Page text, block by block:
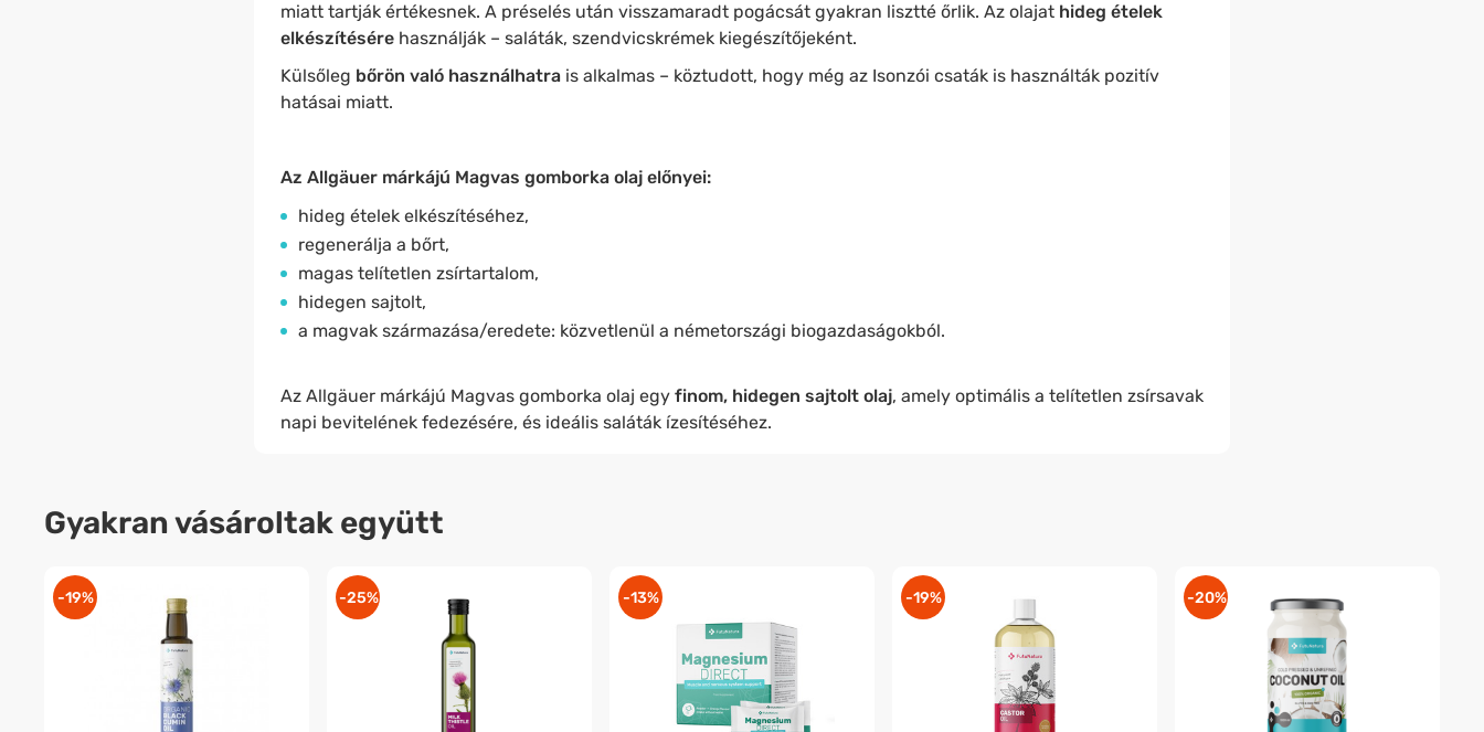
miatt tartják értékesnek. A préselés után visszamaradt pogácsát gyakran lisztté őrlik. Az olajat hideg ételek
elkészítésérehasználják – saláták, szendvicskrémek kiegészítőjeként.
Külsőleg bőrön való használhatrais alkalmas – köztudott, hogy még az Isonzói csaták is használták pozitív
hatásai miatt.
Az Allgäuer márkájú Magvas gomborka olaj előnyei:
hideg ételek elkészítéséhez,
regenerálja a bőrt,
magas telítetlen zsírtartalom,
hidegen sajtolt,
a magvak származása/eredete: közvetlenül a németországi biogazdaságokból.
Az Allgäuer márkájú Magvas gomborka olaj egyfinom, hidegen sajtolt olaj, amely optimális a telítetlen zsírsavak
napi bevitelének fedezésére, és ideális saláták ízesítéséhez.
Gyakran vásároltak együtt
-19% -25% -13% -19% -20%